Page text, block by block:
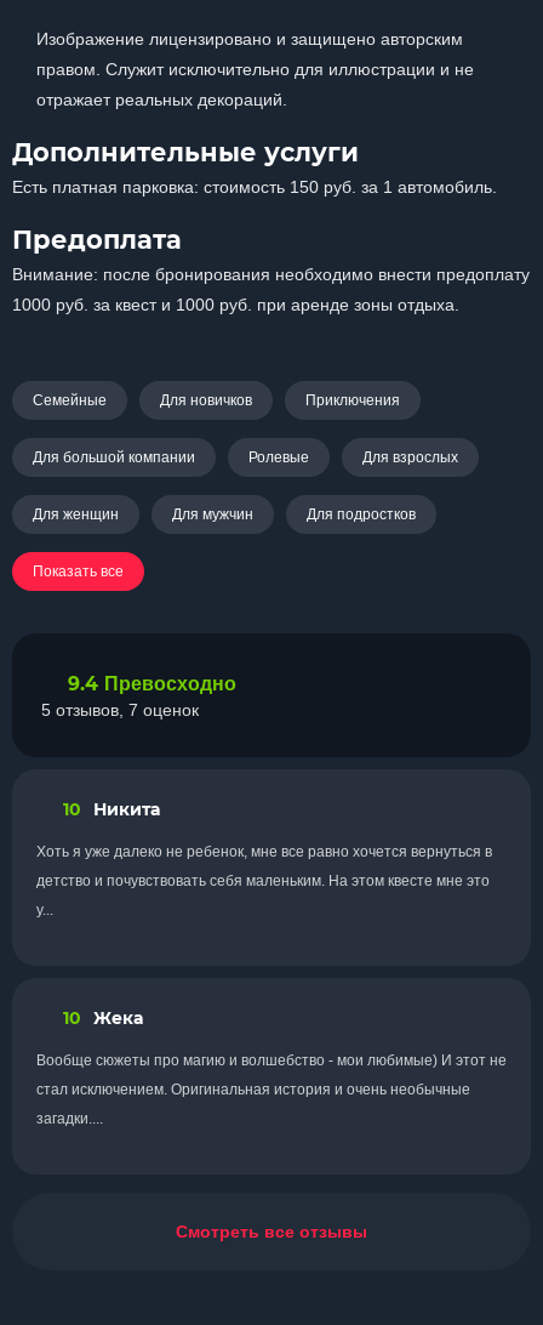
Изображение лицензировано и защищено авторским
правом. Служит исключительно для иллюстрации и не
отражает реальных декораций.
Дополнительные услуги
Есть платная парковка: стоимость 150 руб. за 1 автомобиль.
Предоплата
Внимание: после бронирования необходимо внести предоплату
1000 руб. за квест и 1000 руб. при аренде зоны отдыха.
Семейные Для новичков Приключения
Для большой компании Ролевые Для взрослых
Для женщин Для мужчин Для подростков
Показать все
9.4 Превосходно
5 отзывов, 7 оценок
10 Никита
Хоть я уже далеко не ребенок, мне все равно хочется вернуться в
детство и почувствовать себя маленьким. На этом квесте мне это
у...
10 Жека
Вообще сюжеты про магию и волшебство - мои любимые) И этот не
стал исключением. Оригинальная история и очень необычные
загадки....
Смотреть все отзывы